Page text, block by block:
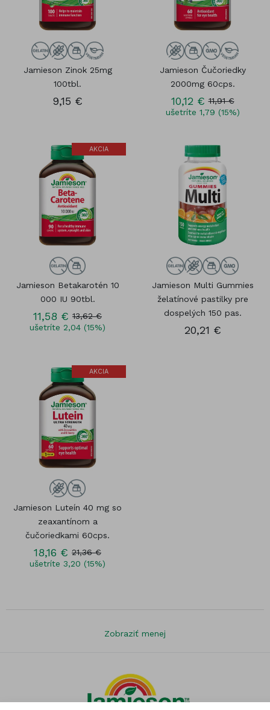
Jamieson Zinok 25mg
100tbl.
9,15 €
Jamieson Čučoriedky
2000mg 60cps.
10,12 € 11,91 €
ušetríte 1,79 (15%)
AKCIA
Jamieson Betakarotén 10
000 IU 90tbl.
11,58 € 13,62 €
ušetríte 2,04 (15%)
Jamieson Multi Gummies
želatínové pastilky pre
dospelých 150 pas.
20,21 €
AKCIA
Jamieson Luteín 40 mg so
zeaxantínom a
čučoriedkami 60cps.
18,16 € 21,36 €
ušetríte 3,20 (15%)
Zobraziť menej